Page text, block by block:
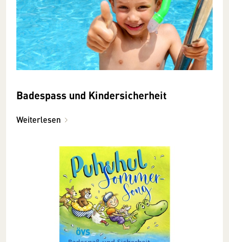
Badespass und Kindersicherheit
Weiterlesen